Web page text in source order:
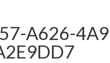
A626-